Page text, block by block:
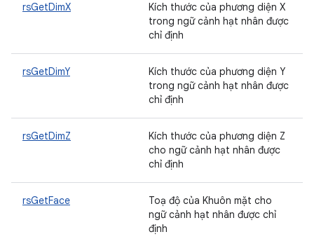
rsGetDimX
Kích thước của phương diện X
trong ngữ cảnh hạt nhân được
chỉ định
rsGetDimY
Kích thước của phương diện Y
trong ngữ cảnh hạt nhân được
chỉ định
rsGetDimZ
Kích thước của phương diện Z
cho ngữ cảnh hạt nhân được
chỉ định
rsGetFace
Toạ độ của Khuôn mặt cho
ngữ cảnh hạt nhân được chỉ
định